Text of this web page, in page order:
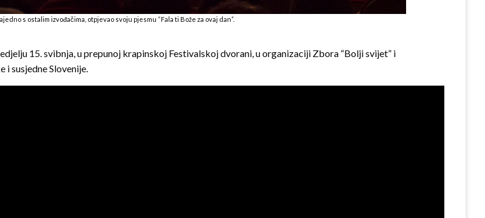
s ostalim izvođačima, otpjevao svoju pjesmu “Fala ti Bože za ovaj dan”.
15. svibnja, u prepunoj krapinskoj Festivalskoj dvorani, u organizaciji Zbora “Bolji svijet” i
i susjedne Slovenije.